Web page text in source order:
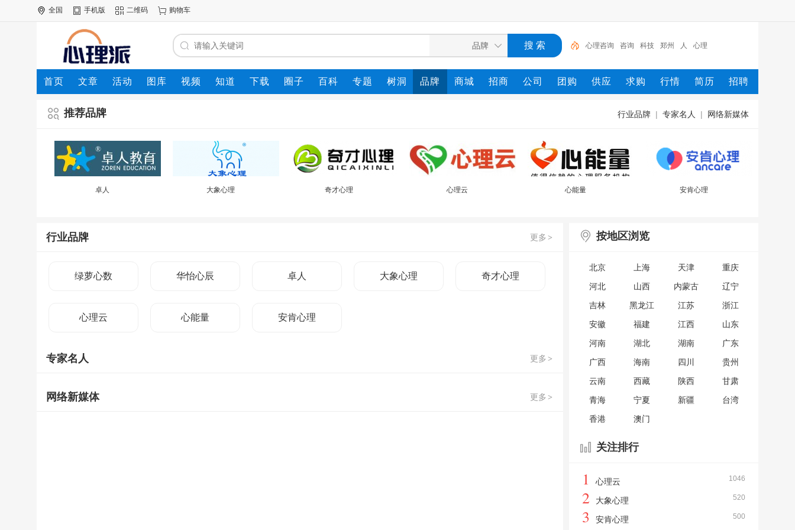
全国 手机版 二维码 购物车
心理咨询 咨询 科技 郑州 人 心理
首页 文章 活动 图库 视频 知道 下载 圈子 百科 专题 树洞 品牌 商城 招商 公司 团购 供应 求购 行情 简历 招聘
行业品牌 | 专家名人 | 网络新媒体
推荐品牌
卓人 大象心理 奇才心理 心理云 心能量 安肯心理
更多 >
行业品牌
绿萝心数 华怡心辰 卓人 大象心理 奇才心理
心理云 心能量 安肯心理
更多 >
专家名人
更多 >
网络新媒体
按地区浏览
北京 上海 天津
重庆
河北
山西 内蒙古
辽宁
吉林
黑龙江 江苏
浙江
安徽
福建 江西
山东
河南
湖北 湖南
广东
广西
海南 四川
贵州
云南
西藏 陕西
甘肃
青海
宁夏 新疆
台湾
香港
澳门
关注排行
1046
1 心理云
520
2 大象心理
500
3 安肯心理